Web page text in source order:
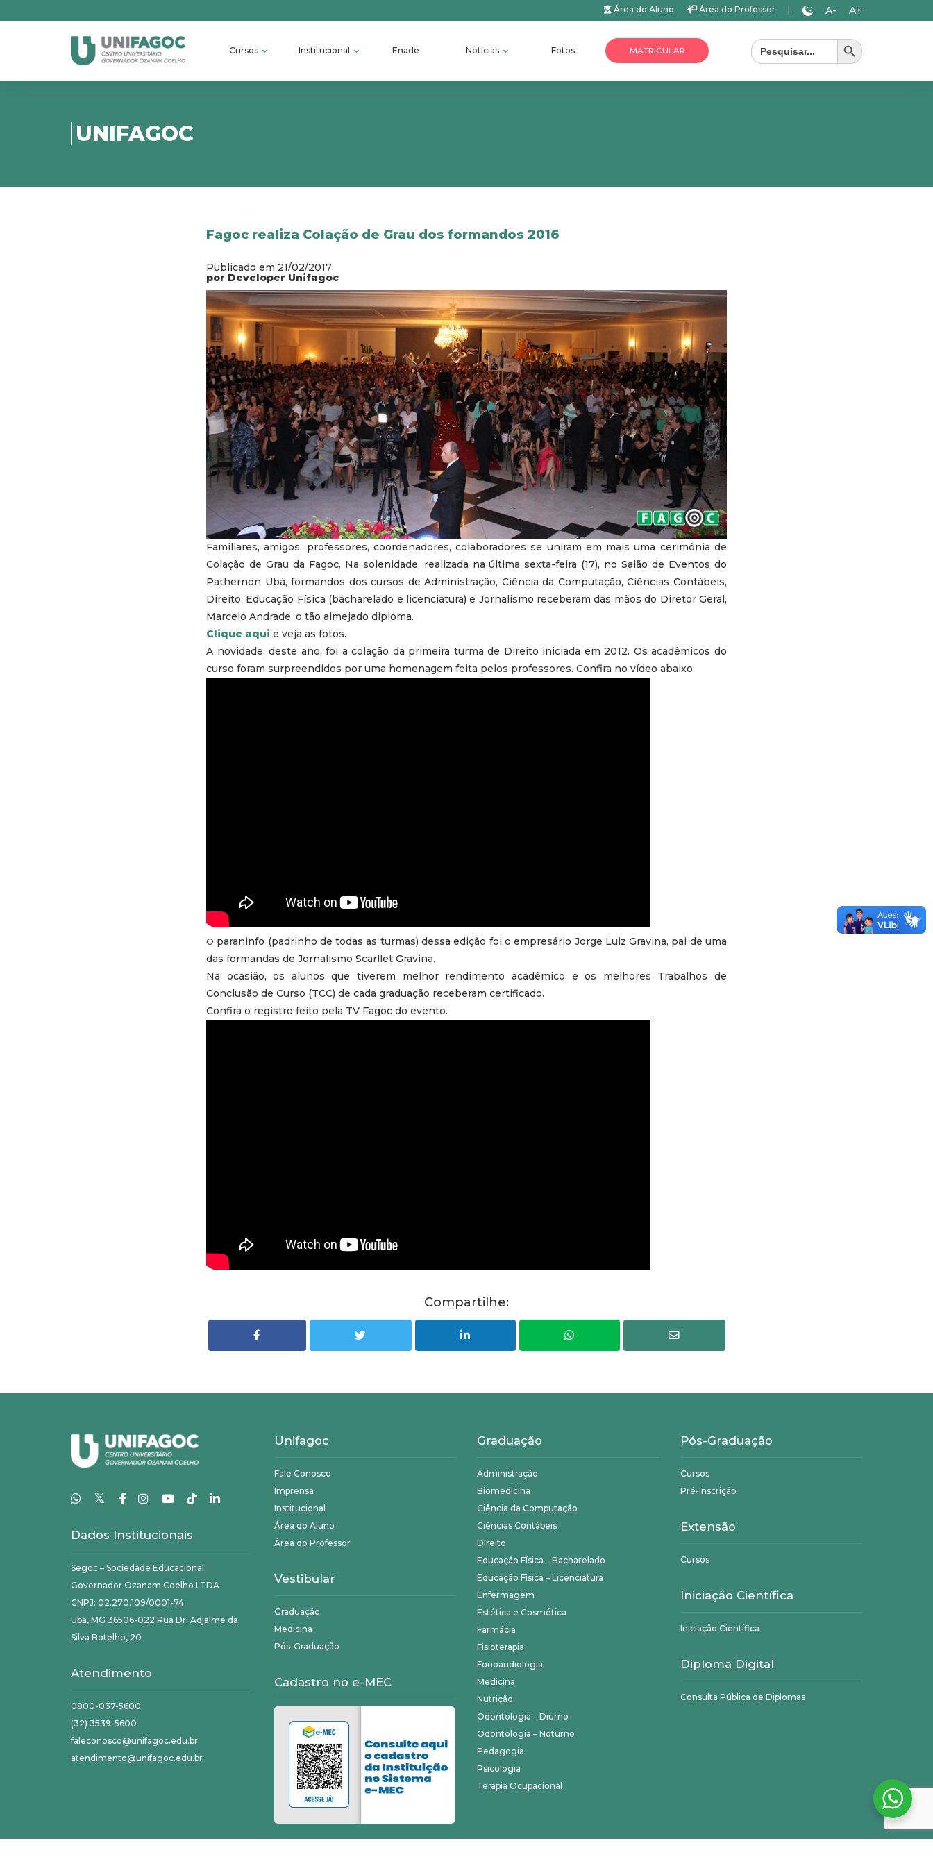
Área do Aluno Área do Professor A- A+
Cursos Institucional Enade Notícias Fotos MATRICULAR
Search
for:
Search Button
UNIFAGOC
Fagoc realiza Colação de Grau dos formandos 2016
Publicado em 21/02/2017
por Developer Unifagoc
Familiares, amigos, professores, coordenadores, colaboradores se uniram em mais uma cerimônia de
Colação de Grau da Fagoc. Na solenidade, realizada na última sexta-feira (17), no Salão de Eventos do
Pathernon Ubá, formandos dos cursos de Administração, Ciência da Computação, Ciências Contábeis,
Direito, Educação Física (bacharelado e licenciatura) e Jornalismo receberam das mãos do Diretor Geral,
Marcelo Andrade, o tão almejado diploma.
Clique aqui e veja as fotos.
A novidade, deste ano, foi a colação da primeira turma de Direito iniciada em 2012. Os acadêmicos do
curso foram surpreendidos por uma homenagem feita pelos professores. Confira no vídeo abaixo.
O paraninfo (padrinho de todas as turmas) dessa edição foi o empresário Jorge Luiz Gravina, pai de uma
das formandas de Jornalismo Scarllet Gravina.
Na ocasião, os alunos que tiverem melhor rendimento acadêmico e os melhores Trabalhos de
Conclusão de Curso (TCC) de cada graduação receberam certificado.
Confira o registro feito pela TV Fagoc do evento.
Compartilhe:
𝕏
Dados Institucionais
Segoc – Sociedade Educacional
Governador Ozanam Coelho LTDA
CNPJ: 02.270.109/0001-74
Ubá, MG 36506-022 Rua Dr. Adjalme da
Silva Botelho, 20
Atendimento
0800-037-5600
(32) 3539-5600
faleconosco@unifagoc.edu.br
atendimento@unifagoc.edu.br
Unifagoc
Fale Conosco
Imprensa
Institucional
Área do Aluno
Área do Professor
Vestibular
Graduação
Medicina
Pós-Graduação
Cadastro no e-MEC
Graduação
Administração
Biomedicina
Ciência da Computação
Ciências Contábeis
Direito
Educação Física – Bacharelado
Educação Física – Licenciatura
Enfermagem
Estética e Cosmética
Farmácia
Fisioterapia
Fonoaudiologia
Medicina
Nutrição
Odontologia – Diurno
Odontologia – Noturno
Pedagogia
Psicologia
Terapia Ocupacional
Pós-Graduação
Cursos
Pré-inscrição
Extensão
Cursos
Iniciação Científica
Iniciação Científica
Diploma Digital
Consulta Pública de Diplomas